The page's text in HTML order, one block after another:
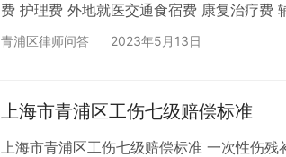
费 护理费 外地就医交通食宿费 康复治疗费
1，2021年本市全口径城镇单位就业人员平
工伤八级赔偿标准 上海市青浦区工…
青浦区律师问答 2023年5月13日
上海市青浦区工伤七级赔偿标准
上海市青浦区工伤七级赔偿标准 一次性伤